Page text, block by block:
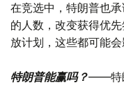
在竞选中，特朗普也
的人数，改变获得优
放计划，这些都可能
特朗普能赢吗？——特